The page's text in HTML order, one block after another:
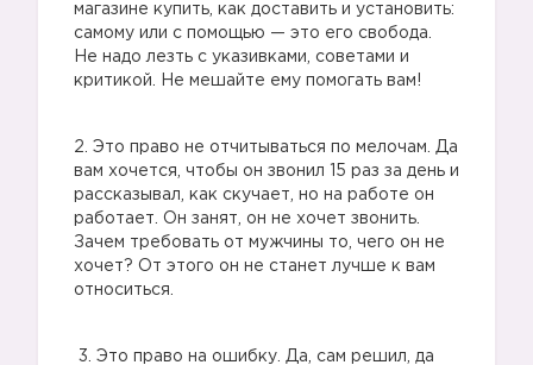
магазине купить, как доставить и установить:
самому или с помощью — это его свобода.
Не надо лезть с указивками, советами и
критикой. Не мешайте ему помогать вам!
2. Это право не отчитываться по мелочам. Да
вам хочется, чтобы он звонил 15 раз за день и
рассказывал, как скучает, но на работе он
работает. Он занят, он не хочет звонить.
Зачем требовать от мужчины то, чего он не
хочет? От этого он не станет лучше к вам
относиться.
3. Это право на ошибку. Да, сам решил, да